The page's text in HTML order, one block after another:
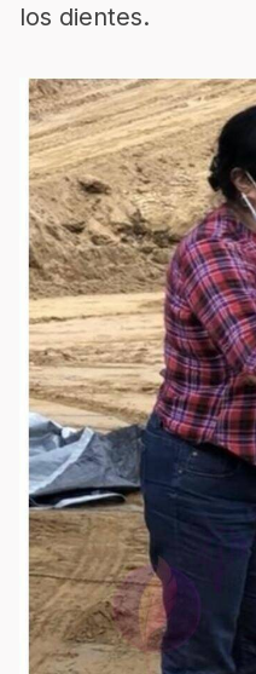
los dientes.